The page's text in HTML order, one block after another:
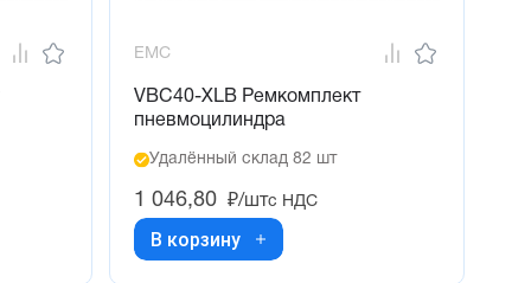
EMC
VBC40-XLB Ремкомплект
пневмоцилиндра
Удалённый склад 82 шт
1 046,80 ₽/штс НДС
В корзину